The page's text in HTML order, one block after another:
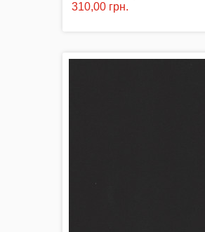
310,00 грн.